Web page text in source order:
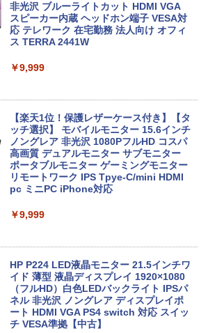
学/WEB会議(ホワイト)
￥1,964
Xiaomi シャオミ REDMI Buds 8 Lite ワイヤ
￥3,480
BUGS LIFE
￥250
コカ・コーラ やかんの麦茶 from 爽健美茶 ラ
ベルレス 650mlPET×24本
￥2,009
スーパーの裏でヤニ吸うふたり 9巻 (デジタル
版ビッグガンガンコミックス)
5.6型 インテル高速CPU ランダムで発送
メモリ4GB～ 高速SSD1TB 最大 フルHD
Webカメラ zoom 軽量薄型 無線 型番更
新で在庫処分
￥9,980
中古ノートパソコン Core i3/i5選択可 Wi
ndows11 Pro WPS Office 2024付き メ
モリ8GB SSD1TB 15.6型 テンキー ビジ
ネス 在宅勤務 学生向け 福袋2026
￥11,900
i5/メモリ:8GB/SSD:128GB/12型液晶/Wi
fi/Bluetooth/Office/USB-C/HDMI/中古パ
ソコン ノートパソコン モバイルパソコン
Windows11 Windows10
￥11,999
料】※沖縄・離島を除く
￥32,980
ore i5 Windows 11 Pro 中古 アウトレッ
ト 返品 送料無料 中古デスクトップパソ
コン 中古パソコン デスクトップパソコン
デスクトップ PC ミニPC OFFICE付き
￥37,400
12GB USB3.0 初期設定済み キーボー
ド・マウス付属
￥59,800
非光沢 ブルーライトカット HDMI VGA
スピーカー内蔵 ヘッドホン端子 VESA対
応 テレワーク 在宅勤務 法人向け オフィ
ス TERRA 2441W
￥9,999
【楽天1位！保護レザーケース付き】【タ
ッチ選択】 モバイルモニター 15.6インチ
ノングレア 非光沢 1080PフルHD コスパ
高画質 デュアルモニター サブモニター
ポータブルモニター ゲーミングモニター
リモートワーク IPS Tpye-C/mini HDMI
pc ミニPC iPhone対応
￥9,999
HP P224 LED液晶モニター 21.5インチワ
イド 薄型 液晶ディスプレイ 1920×1080
（フルHD）白色LEDバックライト IPSパ
ネル 非光沢 ノングレア ディスプレイポ
ート HDMI VGA PS4 switch 対応 スイッ
チ VESA準拠【中古】